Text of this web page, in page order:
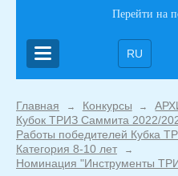
Перейти на
RU
Главная → Конкурсы →
Кубок ТРИЗ Саммита 2022/
Работы победителей Кубка
Категория 8-10 лет →
Номинация "Инструменты